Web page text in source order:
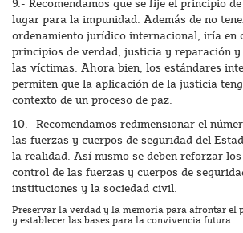
9.- Recomendamos que se fije el principio
lugar para la impunidad. Además de no
ordenamiento jurídico internacional, iría en
principios de verdad, justicia y reparación y
las víctimas. Ahora bien, los estándares
permiten que la aplicación de la justicia
contexto de un proceso de paz.
10.- Recomendamos redimensionar el
las fuerzas y cuerpos de seguridad del
la realidad. Así mismo se deben reforzar
control de las fuerzas y cuerpos de
instituciones y la sociedad civil.
Preservar la verdad y la memoria para afrontar el
y establecer las bases para la convivencia futura